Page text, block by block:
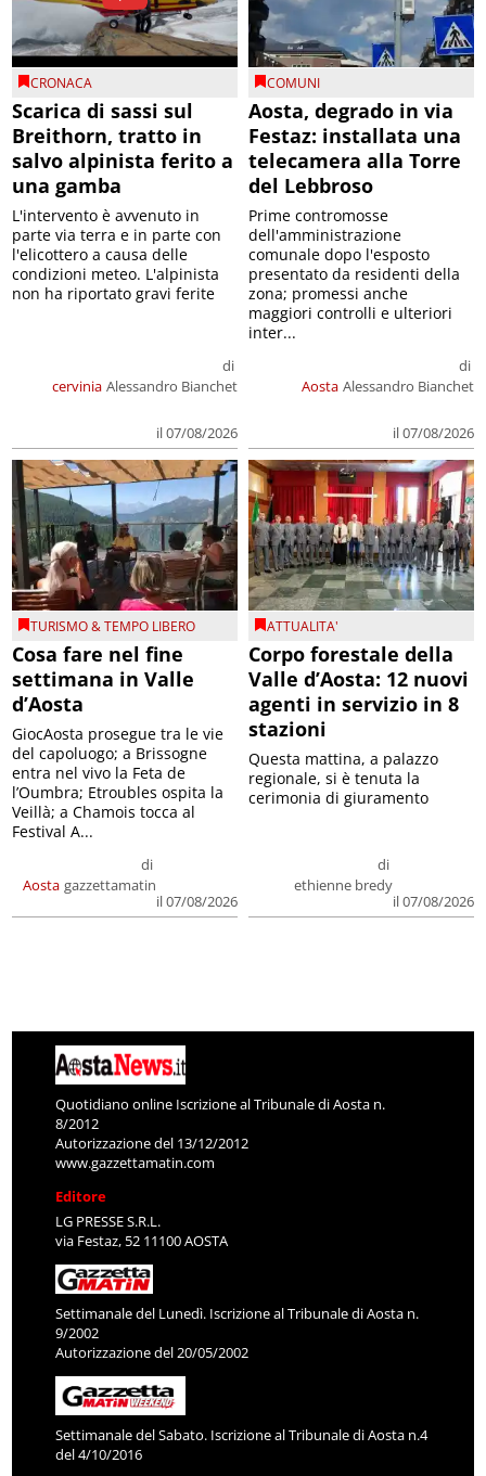
CRONACA
Scarica di sassi sul
Breithorn, tratto in
salvo alpinista ferito a
una gamba
cervinia
di
Alessandro Bianchet
il 07/08/2026
L'intervento è avvenuto in
parte via terra e in parte con
l'elicottero a causa delle
condizioni meteo. L'alpinista
non ha riportato gravi ferite
COMUNI
Aosta, degrado in via
Festaz: installata una
telecamera alla Torre
del Lebbroso
Aosta
di
Alessandro Bianchet
il 07/08/2026
Prime contromosse
dell'amministrazione
comunale dopo l'esposto
presentato da residenti della
zona; promessi anche
maggiori controlli e ulteriori
inter...
TURISMO & TEMPO LIBERO
Cosa fare nel fine
settimana in Valle
d’Aosta
Aosta
di
gazzettamatin
il 07/08/2026
GiocAosta prosegue tra le vie
del capoluogo; a Brissogne
entra nel vivo la Feta de
l’Oumbra; Etroubles ospita la
Veillà; a Chamois tocca al
Festival A...
ATTUALITA'
Corpo forestale della
Valle d’Aosta: 12 nuovi
agenti in servizio in 8
stazioni
di
ethienne bredy
il 07/08/2026
Questa mattina, a palazzo
regionale, si è tenuta la
cerimonia di giuramento
Quotidiano online Iscrizione al Tribunale di Aosta n.
8/2012
Autorizzazione del 13/12/2012
www.gazzettamatin.com
Editore
LG PRESSE S.R.L.
via Festaz, 52 11100 AOSTA
Settimanale del Lunedì. Iscrizione al Tribunale di Aosta n.
9/2002
Autorizzazione del 20/05/2002
Settimanale del Sabato. Iscrizione al Tribunale di Aosta n.4
del 4/10/2016